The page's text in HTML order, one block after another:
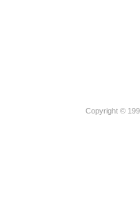
Copyright ©